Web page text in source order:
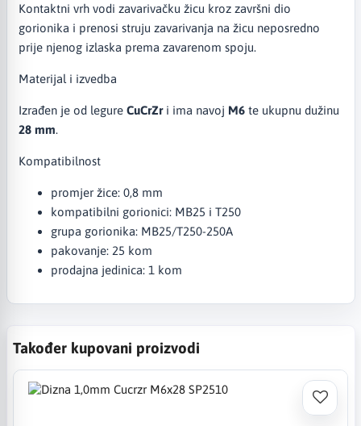
Kontaktni vrh vodi zavarivačku žicu kroz završni dio
gorionika i prenosi struju zavarivanja na žicu neposredno
prije njenog izlaska prema zavarenom spoju.
Materijal i izvedba
Izrađen je od legure CuCrZri ima navoj M6te ukupnu dužinu
28 mm.
Kompatibilnost
promjer žice: 0,8 mm
kompatibilni gorionici: MB25 i T250
grupa gorionika: MB25/T250-250A
pakovanje: 25 kom
prodajna jedinica: 1 kom
Također kupovani proizvodi